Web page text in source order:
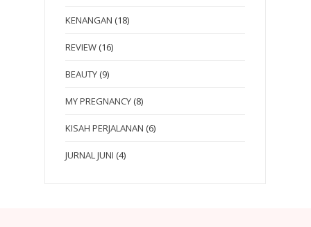
KENANGAN (18)
REVIEW (16)
BEAUTY (9)
MY PREGNANCY (8)
KISAH PERJALANAN (6)
JURNAL JUNI (4)